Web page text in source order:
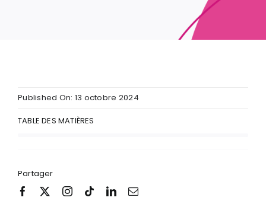
Published On: 13 octobre 2024
TABLE DES MATIÈRES
Partager